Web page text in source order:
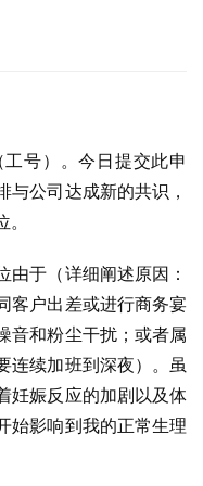
号）。今日提交此申
公司达成新的共识，
由于（详细阐述原因：
客户出差或进行商务宴
音和粉尘干扰；或者属
连续加班到深夜）。虽
妊娠反应的加剧以及体
始影响到我的正常生理